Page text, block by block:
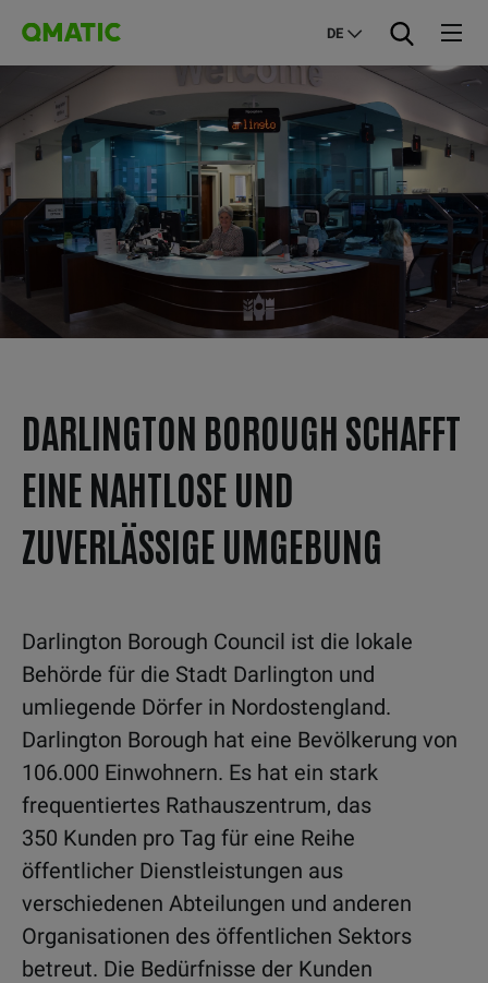
DE
DARLINGTON BOROUGH SCHAFFT
EINE NAHTLOSE UND
ZUVERLÄSSIGE UMGEBUNG
Darlington Borough Council ist die lokale
Behörde für die Stadt Darlington und
umliegende Dörfer in Nordostengland.
Darlington Borough hat eine Bevölkerung von
106.000 Einwohnern. Es hat ein stark
frequentiertes Rathauszentrum, das
350 Kunden pro Tag für eine Reihe
öffentlicher Dienstleistungen aus
verschiedenen Abteilungen und anderen
Organisationen des öffentlichen Sektors
betreut. Die Bedürfnisse der Kunden